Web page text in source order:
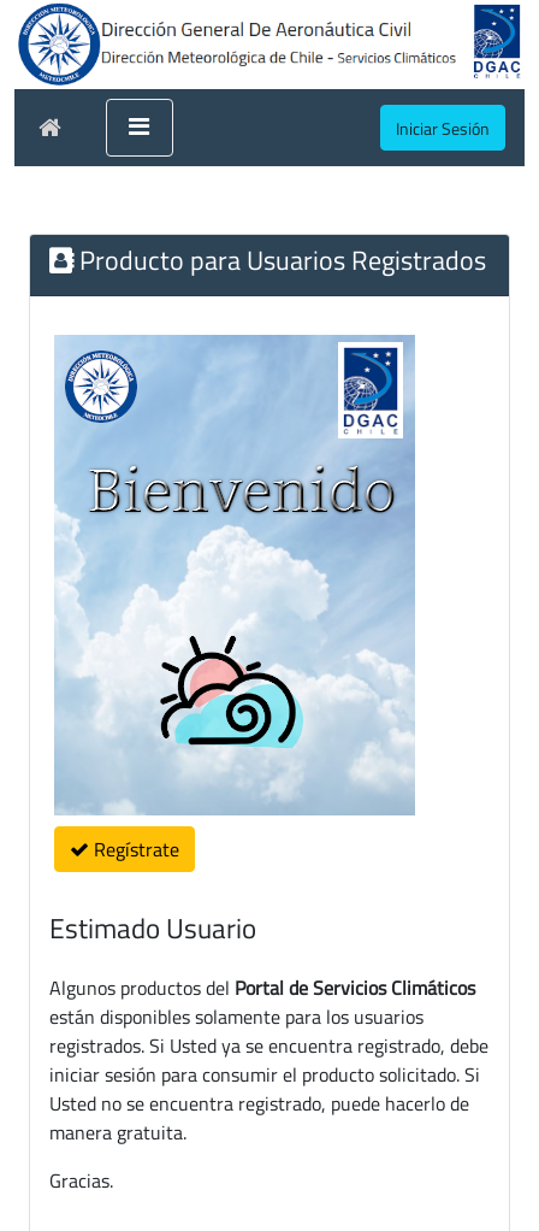
Iniciar Sesión
Producto para Usuarios Registrados
Regístrate
Estimado Usuario
Algunos productos del Portal de Servicios Climáticos
están disponibles solamente para los usuarios
registrados. Si Usted ya se encuentra registrado, debe
iniciar sesión para consumir el producto solicitado. Si
Usted no se encuentra registrado, puede hacerlo de
manera gratuita.
Gracias.